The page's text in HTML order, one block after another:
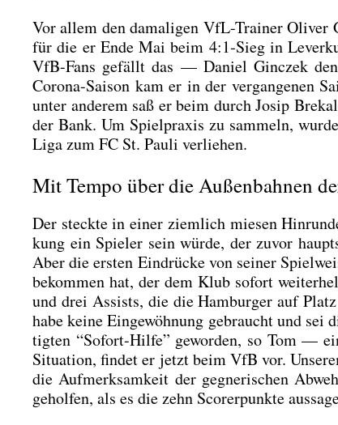
Vor allem den dama­li­gen VfL-Trai­ner Oli­ver
für die er Ende Mai beim 4:1‑Sieg in
VfB-Fans gefällt das — Dani­el Gin­c­zek
Coro­na-Sai­son kam er in der ver­gan­ge­nen
unter ande­rem saß er beim durch Josip
der Bank. Um Spiel­pra­xis zu sam­meln,
Liga zum FC St. Pau­li ver­lie­hen.
Mit Tempo über die Außenbahnen
Der steck­te in einer ziem­lich mie­sen
kung ein Spie­ler sein wür­de, der zuvor
Aber die ers­ten Ein­drü­cke von sei­ner
bekom­men hat, der dem Klub sofort
und drei Assists, die die Ham­bur­ger auf
habe kei­ne Ein­ge­wöh­nung gebraucht und
tig­ten “Sofort-Hil­fe” gewor­den, so Tom —
Situa­ti­on, fin­det er jetzt beim VfB vor.
die Auf­merk­sam­keit der geg­ne­ri­schen
gehol­fen, als es die zehn Scor­er­punk­te